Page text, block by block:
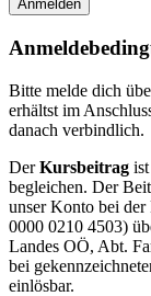
Bitte melde dich
erhältst im
danach verbindlich.
DerKursbeitrag
begleichen. Der
unser Konto bei
0000 0210 4503)
Landes OÖ, Abt.
bei
einlösbar.